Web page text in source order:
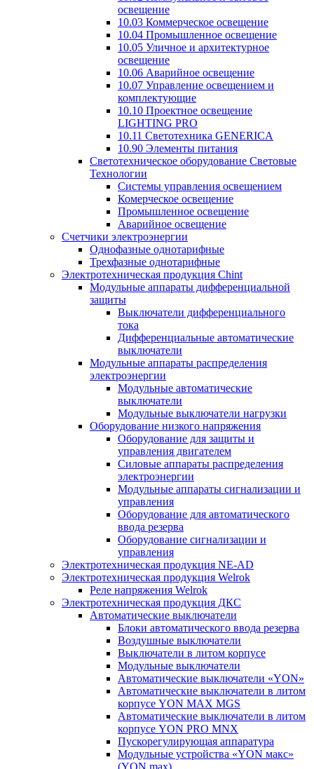
освещение
10.03 Коммерческое освещение
10.04 Промышленное освещение
10.05 Уличное и архитектурное
освещение
10.06 Аварийное освещение
10.07 Управление освещением и
комплектующие
10.10 Проектное освещение
LIGHTING PRO
10.11 Светотехника GENERICA
10.90 Элементы питания
Светотехническое оборудование Световые
Технологии
Системы управления освещением
Комерческое освещение
Промышленное освещение
Аварийное освещение
Счетчики электроэнергии
Однофазные однотарифные
Трехфазные однотарифные
Электротехническая продукция Chint
Модульные аппараты дифференциальной
защиты
Выключатели дифференциального
тока
Дифференциальные автоматические
выключатели
Модульные аппараты распределения
электроэнергии
Модульные автоматические
выключатели
Модульные выключатели нагрузки
Оборудование низкого напряжения
Оборудование для защиты и
управления двигателем
Силовые аппараты распределения
электроэнергии
Модульные аппараты сигнализации и
управления
Оборудование для автоматического
ввода резерва
Оборудование сигнализации и
управления
Электротехническая продукция NE-AD
Электротехническая продукция Welrok
Реле напряжения Welrok
Электротехническая продукция ДКС
Автоматические выключатели
Блоки автоматического ввода резерва
Воздушные выключатели
Выключатели в литом корпусе
Модульные выключатели
Автоматические выключатели «YON»
Автоматические выключатели в литом
корпусе YON MAX MGS
Автоматические выключатели в литом
корпусе YON PRO MNX
Пускорегулирующая аппаратура
Модульные устройства «YON макс»
(YON max)